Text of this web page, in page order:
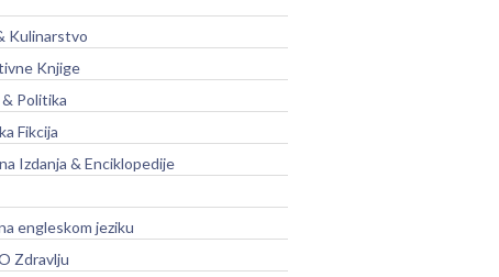
Kulinarstvo
Knjige
Politika
Fikcija
Izdanja & Enciklopedije
engleskom jeziku
Zdravlju